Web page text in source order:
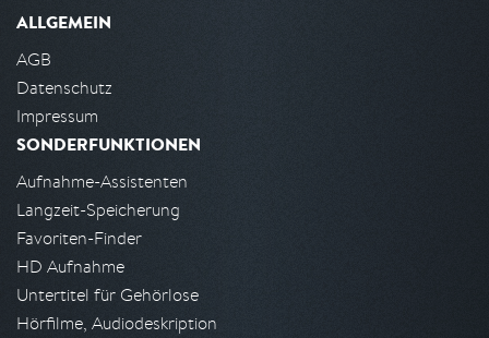
ALLGEMEIN
AGB
Datenschutz
Impressum
SONDERFUNKTIONEN
Aufnahme-Assistenten
Langzeit-Speicherung
Favoriten-Finder
HD Aufnahme
Untertitel für Gehörlose
Hörfilme, Audiodeskription